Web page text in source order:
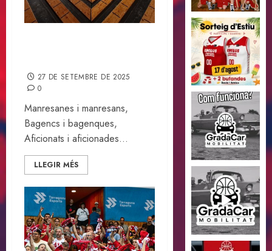
27 DE SETEMBRE DE 2025
0
Manresanes i manresans,
Bagencs i bagenques,
Aficionats i aficionades...
LLEGIR MÉS